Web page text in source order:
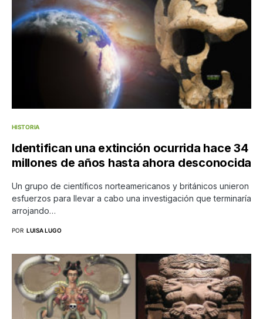
HISTORIA
Identifican una extinción ocurrida hace 34
millones de años hasta ahora desconocida
Un grupo de científicos norteamericanos y británicos unieron
esfuerzos para llevar a cabo una investigación que terminaría
arrojando…
POR LUISA LUGO